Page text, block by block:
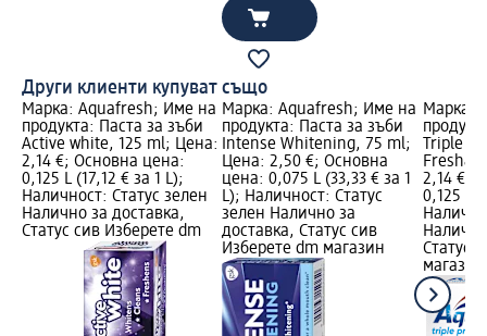
Други клиенти купуват също
Марка: Aquafresh; Име на
продукта: Паста за зъби
Active white, 125 ml; Цена:
2,14 €; Основна цена:
0,125 L (17,12 € за 1 L);
Наличност: Статус зелен
Налично за доставка,
Статус сив Изберете dm
Марка: Aquafresh; Име на
продукта: Паста за зъби
Intense Whitening, 75 ml;
Цена: 2,50 €; Основна
цена: 0,075 L (33,33 € за 1
L); Наличност: Статус
зелен Налично за
доставка, Статус сив
Изберете dm магазин
Марка:
Triple
2,14 €;
0,125 L
Статус
магазин